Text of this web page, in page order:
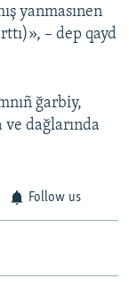
yanmasınen
– dep qayd
ğarbiy,
dağlarında
Follow us